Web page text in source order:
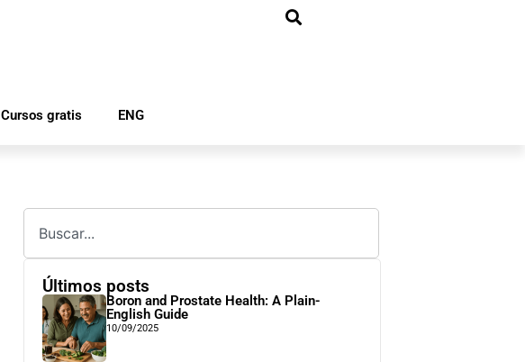
Cursos gratis ENG
Últimos posts
Boron and Prostate Health: A Plain-
English Guide
10/09/2025